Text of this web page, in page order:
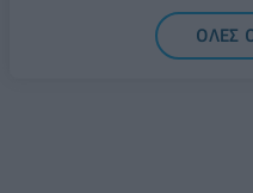
Δεύτερη πηγή
ψαράδες ο αλιευτικός
ΟΛΕΣ